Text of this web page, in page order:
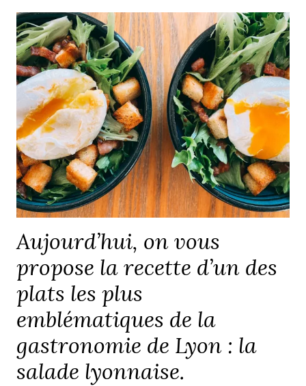
Aujourd’hui, on vous
propose la recette d’un des
plats les plus
emblématiques de la
gastronomie de Lyon : la
salade lyonnaise.